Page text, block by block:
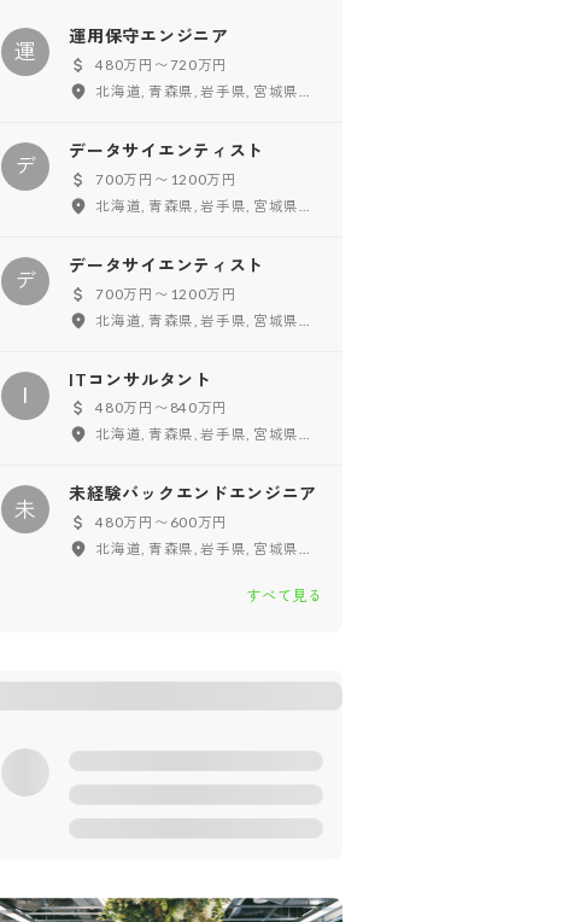
運
運用保守エンジニア
480万円〜720万円
デ
データサイエンティスト
700万円〜1200万円
デ
データサイエンティスト
700万円〜1200万円
I
ITコンサルタント
480万円〜840万円
未
未経験バックエンドエンジニア
480万円〜600万円
すべて見る